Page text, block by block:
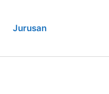
Jurusan